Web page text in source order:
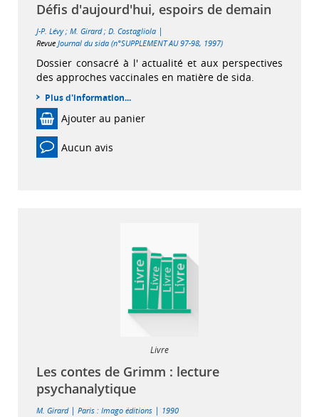
Défis d'aujourd'hui, espoirs de demain
J-P. Lévy; M. Girard; D. Costagliola |
Revue Journal du sida (n°SUPPLEMENT AU 97-98, 1997)
Dossier consacré à l' actualité et aux perspectives
des approches vaccinales en matière de sida.
Plus d'information...
Ajouter au panier
Aucun avis
Livre
Les contes de Grimm : lecture
psychanalytique
M. Girard | Paris : Imago éditions | 1990